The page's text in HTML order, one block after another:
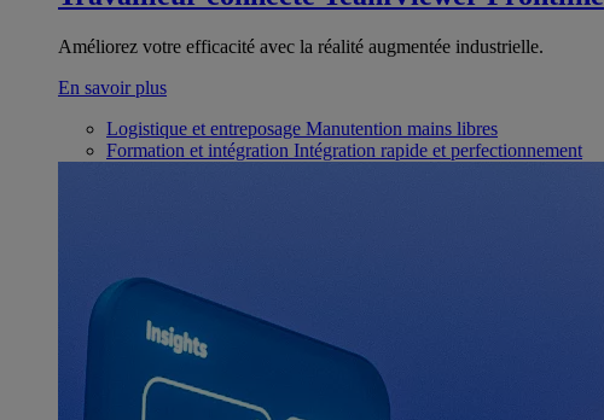
Améliorez votre efficacité avec la réalité augmentée industrielle.
En savoir plus
Logistique et entreposage Manutention mains libres
Formation et intégration Intégration rapide et perfectionnement